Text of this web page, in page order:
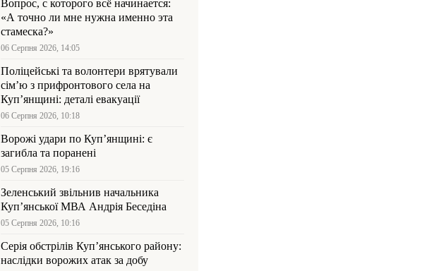
Вопрос, с которого всё начинается:
«А точно ли мне нужна именно эта
стамеска?»
06 Серпня 2026, 14:05
Поліцейські та волонтери врятували
сім’ю з прифронтового села на
Куп’янщині: деталі евакуації
06 Серпня 2026, 10:18
Ворожі удари по Куп’янщині: є
загибла та поранені
05 Серпня 2026, 19:16
Зеленський звільнив начальника
Купʼянської МВА Андрія Беседіна
05 Серпня 2026, 10:16
Серія обстрілів Куп’янського району:
наслідки ворожих атак за добу